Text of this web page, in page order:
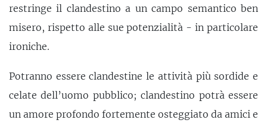
restringe il clandestino a un campo semantico ben
misero, rispetto alle sue potenzialità - in particolare
ironiche.
Potranno essere clandestine le attività più sordide e
celate dell’uomo pubblico; clandestino potrà essere
un amore profondo fortemente osteggiato da amici e